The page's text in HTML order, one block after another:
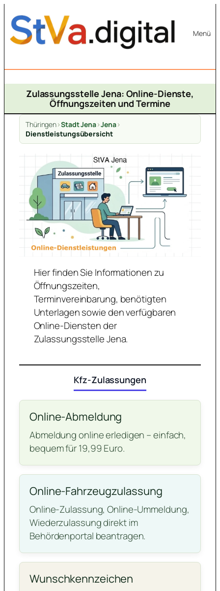
Inhalt
springen
Menü
Zulassungsstelle Jena: Online-Dienste,
Öffnungszeiten und Termine
Thüringen>Stadt Jena>Jena>
Dienstleistungsübersicht
Hier finden Sie Informationen zu
Öffnungszeiten,
Terminvereinbarung, benötigten
Unterlagen sowie den verfügbaren
Online-Diensten der
Zulassungsstelle Jena.
Kfz-Zulassungen
Online-Abmeldung
Abmeldung online erledigen – einfach,
bequem für 19,99 Euro.
Online-Fahrzeugzulassung
Online-Zulassung, Online-Ummeldung,
Wiederzulassung direkt im
Behördenportal beantragen.
Wunschkennzeichen